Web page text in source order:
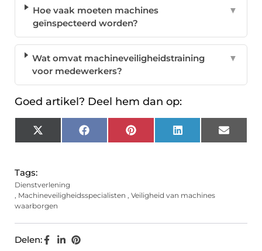
Hoe vaak moeten machines
geïnspecteerd worden?
▼
Wat omvat machineveiligheidstraining
voor medewerkers?
▼
Goed artikel? Deel hem dan op:
X
(Twitter)
FacebookPinterest LinkedIn Email
Tags:
Dienstverlening
, Machineveiligheidsspecialisten , Veiligheid van machines
waarborgen
Delen: